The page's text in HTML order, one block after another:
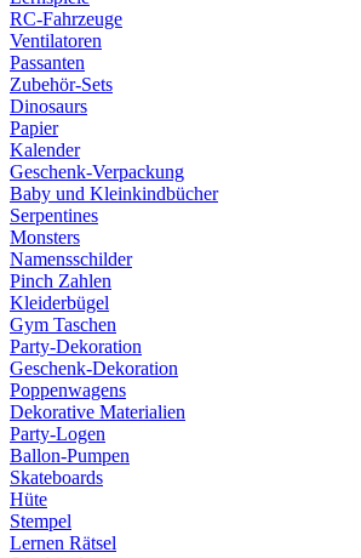
RC-Fahrzeuge
Ventilatoren
Passanten
Zubehör-Sets
Dinosaurs
Papier
Kalender
Geschenk-Verpackung
Baby und Kleinkindbücher
Serpentines
Monsters
Namensschilder
Pinch Zahlen
Kleiderbügel
Gym Taschen
Party-Dekoration
Geschenk-Dekoration
Poppenwagens
Dekorative Materialien
Party-Logen
Ballon-Pumpen
Skateboards
Hüte
Stempel
Lernen Rätsel